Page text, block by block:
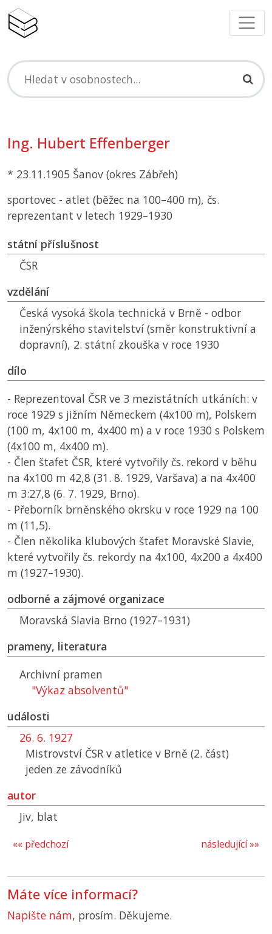
Ing. Hubert Effenberger
* 23.11.1905 Šanov (okres Zábřeh)
sportovec - atlet (běžec na 100–400 m), čs.
reprezentant v letech 1929–1930
státní příslušnost
ČSR
vzdělání
Česká vysoká škola technická v Brně - odbor
inženýrského stavitelství (směr konstruktivní a
dopravní), 2. státní zkouška v roce 1930
dílo
- Reprezentoval ČSR ve 3 mezistátních utkáních: v
roce 1929 s jižním Německem (4x100 m), Polskem
(100 m, 4x100 m, 4x400 m) a v roce 1930 s Polskem
(4x100 m, 4x400 m).
- Člen štafet ČSR, které vytvořily čs. rekord v běhu
na 4x100 m 42,8 (31. 8. 1929, Varšava) a na 4x400
m 3:27,8 (6. 7. 1929, Brno).
- Přeborník brněnského okrsku v roce 1929 na 100
m (11,5).
- Člen několika klubových štafet Moravské Slavie,
které vytvořily čs. rekordy na 4x100, 4x200 a 4x400
m (1927–1930).
odborné a zájmové organizace
Moravská Slavia Brno (1927–1931)
prameny, literatura
Archivní pramen
"Výkaz absolventů"
události
26. 6. 1927
Mistrovství ČSR v atletice v Brně (2. část)
jeden ze závodníků
autor
Jiv, blat
následující »»
«« předchozí
Máte více informací?
Napište nám, prosím. Děkujeme.